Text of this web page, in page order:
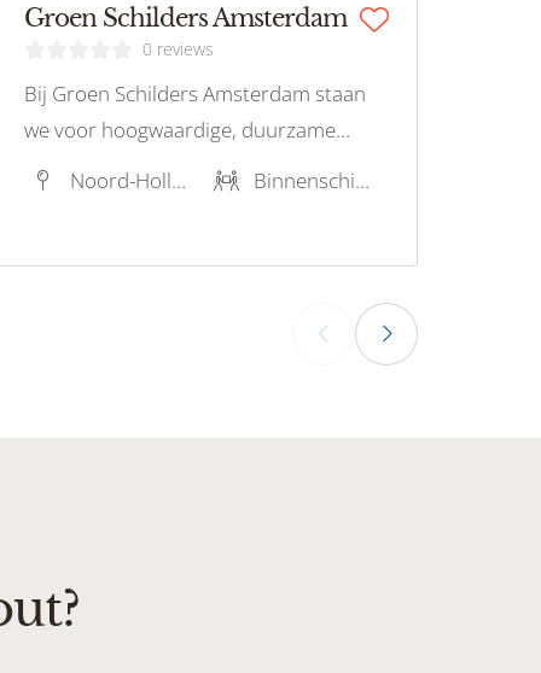
Groen Schilders Amsterdam
0 reviews
Bij Groen Schilders Amsterdam staan
we voor hoogwaardige, duurzame
schilderoplossingen die zowel uw
en technieken, bieden wij professioneel
Noord-Holland Binnenschilderwerk, Buitenschilderwerk, Stucwerk, Restauratieschilderwerk, Houtrotreparatie
‹ ›